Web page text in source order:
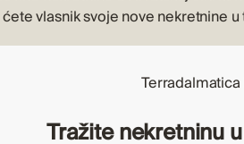
vlasnik svoje nove nekretnine
Tražite nekretninu